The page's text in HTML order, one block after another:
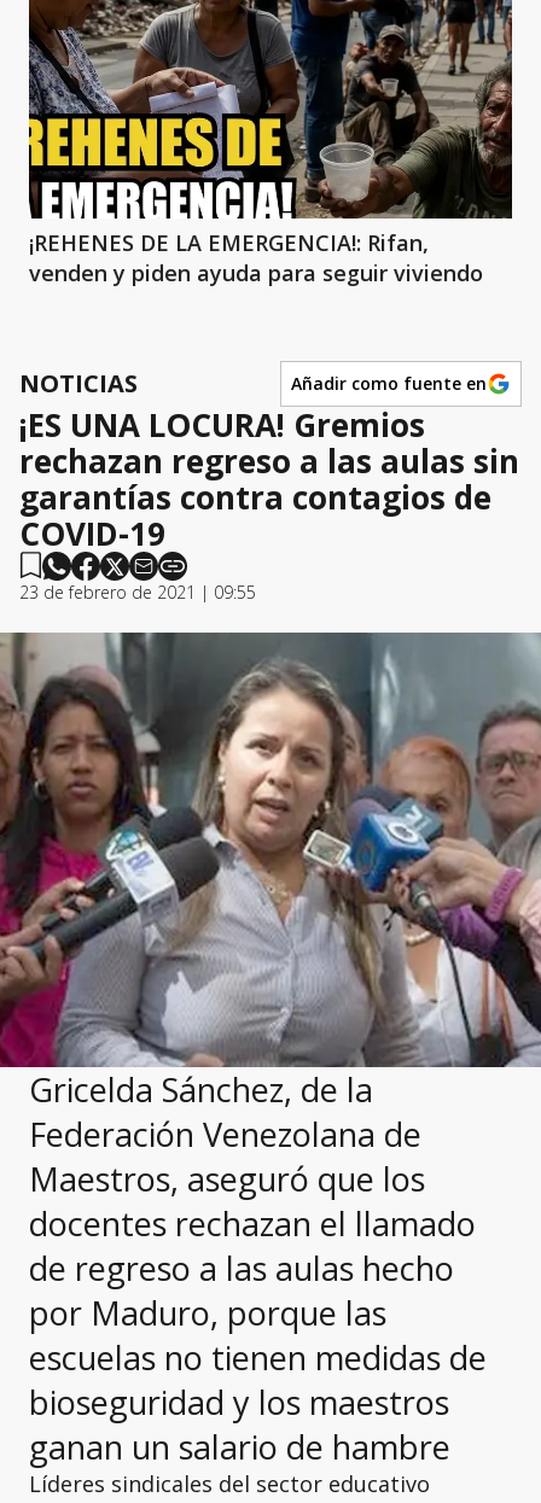
¡REHENES DE LA EMERGENCIA!: Rifan,
venden y piden ayuda para seguir viviendo
NOTICIAS Añadir como fuente en
¡ES UNA LOCURA! Gremios
rechazan regreso a las aulas sin
garantías contra contagios de
COVID-19
23 de febrero de 2021 | 09:55
Gricelda Sánchez, de la
Federación Venezolana de
Maestros, aseguró que los
docentes rechazan el llamado
de regreso a las aulas hecho
por Maduro, porque las
escuelas no tienen medidas de
bioseguridad y los maestros
ganan un salario de hambre
Líderes sindicales del sector educativo